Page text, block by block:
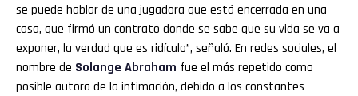
se puede hablar de una jugadora que está encerrada en una
casa, que firmó un contrato donde se sabe que su vida se va a
exponer, la verdad que es ridículo”, señaló. En redes sociales, el
nombre de Solange Abraham fue el más repetido como
posible autora de la intimación, debido a los constantes